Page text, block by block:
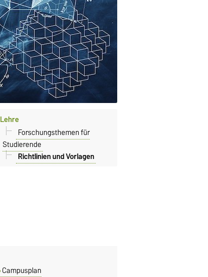
Lehre
Forschungsthemen für
Studierende
Richtlinien und Vorlagen
Campusplan